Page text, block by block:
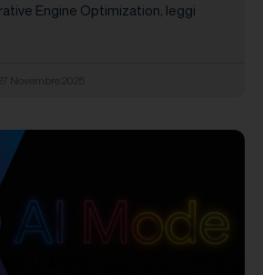
Engine Optimization, leggi